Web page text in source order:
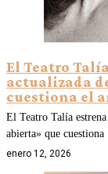
El Teatro
actualizada
cuestiona el
El Teatro Talía
abierta» que cuestiona
enero 12, 2026